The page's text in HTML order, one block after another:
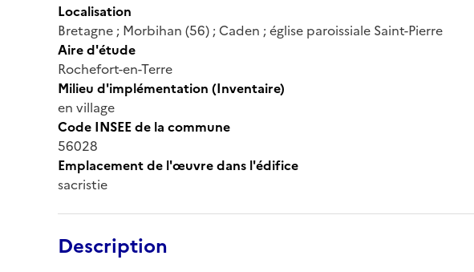
Localisation
Bretagne ; Morbihan (56) ; Caden ; église paroissiale Saint-Pierre
Aire d'étude
Rochefort-en-Terre
Milieu d'implémentation (Inventaire)
en village
Code INSEE de la commune
56028
Emplacement de l'œuvre dans l'édifice
sacristie
Description